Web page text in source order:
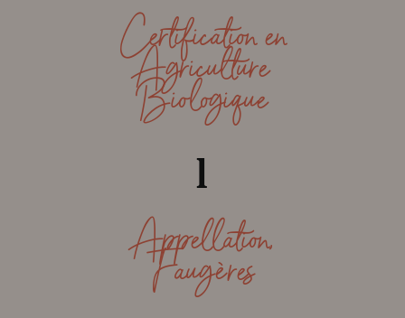
Certification en
Agriculture
Biologique
1
Appellation,
Faugères